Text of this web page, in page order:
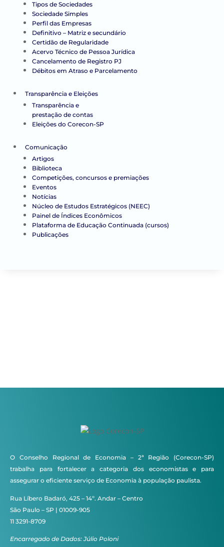
Tipos de Sociedades
Sociedade Simples
Perfil das Empresas
Definitivo – Matriz e secundário
Certidão de Regularidade
Acervo Técnico de Pessoa Jurídica
Cancelamento de Registro PJ
Débitos em Atraso e Parcelamento
Transparência e Eleições
Transparência e
prestação de contas
Eleições do Corecon-SP
Comunicação
Artigos
Biblioteca
Competições, concursos e premiações
Eventos
Notícias
Núcleo de Estudos Estratégicos (NEEC)
Painel de Índices Econômicos
Plataforma de Educação Continuada (cursos)
Publicações
O Conselho Regional de Economia – 2ª Região (Corecon-SP)
trabalha para fortalecer a categoria dos economistas e para
assegurar o eficiente serviço de Economia à população paulista.
Rua Líbero Badaró, 425 – 14º. Andar – Centro
São Paulo – SP | 01009-905
11 3291-8709
Encarregado de Dados: Júlio Poloni